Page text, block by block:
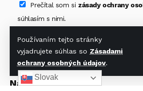
Používaním tejto stránky
vyjadrujete súhlas so Zásadami
ochrany osobných údajov.
Prečítal som si zásady ochrany
súhlasím s nimi.
Odoberať newsletter
Nájdete nás na
Slovak